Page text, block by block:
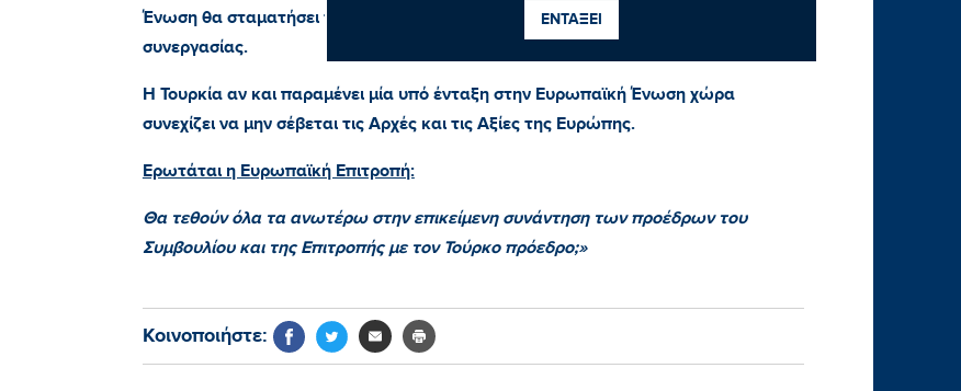
ΕΝΤΑΞΕΙ
Ένωση θα σταματήσει τη θετική προσέγγιση και θα διακόψει τα μέτρα
συνεργασίας.
Η Τουρκία αν και παραμένει μία υπό ένταξη στην Ευρωπαϊκή Ένωση χώρα
συνεχίζει να μην σέβεται τις Αρχές και τις Αξίες της Ευρώπης.
Ερωτάται η Ευρωπαϊκή Επιτροπή:
Θα τεθούν όλα τα ανωτέρω στην επικείμενη συνάντηση των προέδρων του
Συμβουλίου και της Επιτροπής με τον Τούρκο πρόεδρο;»
Κοινοποιήστε: